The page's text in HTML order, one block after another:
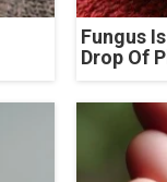
Fungus
Drop Of